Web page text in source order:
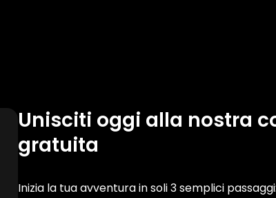
Unisciti oggi alla nostra
gratuita
Inizia la tua avventura in soli 3 semplici passaggi: